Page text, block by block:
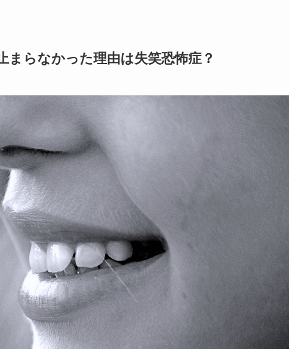
まらなかった理由は失笑恐怖症？